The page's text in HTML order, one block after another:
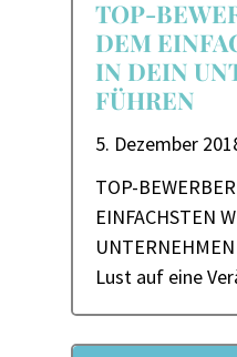
5. Dezember
TOP-
DEM
IN DEIN
FÜHREN
TOP-
EINFACHSTEN
Lust auf eine